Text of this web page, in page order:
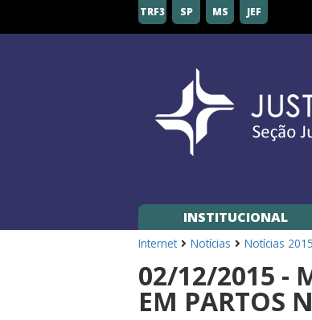
de
TRF3 SP MS JEF
INSTITUCIONAL
Internet Notícias Notícias 2015
02/12/2015 -
EM PARTOS